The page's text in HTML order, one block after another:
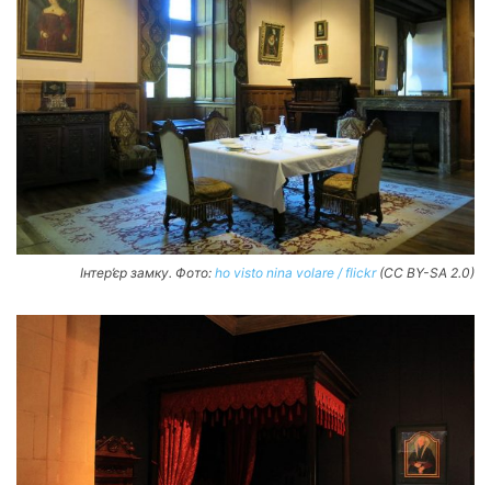
Інтер’єр замку. Фото: ho visto nina volare / flickr(CC BY-SA 2.0)